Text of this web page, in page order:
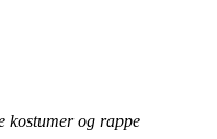
kostumer og rappe